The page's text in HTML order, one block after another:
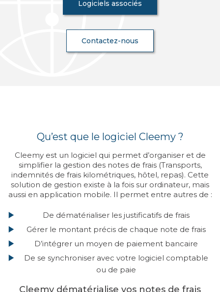
Logiciels associés
Contactez-nous
Qu’est que le logiciel Cleemy ?
Cleemy est un logiciel qui permet d’organiser et de
simplifier la gestion des notes de frais (Transports,
indemnités de frais kilométriques, hôtel, repas). Cette
solution de gestion existe à la fois sur ordinateur, mais
aussi en application mobile. Il permet entre autres de :
De dématérialiser les justificatifs de frais
Gérer le montant précis de chaque note de frais
D’intégrer un moyen de paiement bancaire
De se synchroniser avec votre logiciel comptable
ou de paie
Cleemy dématérialise vos notes de frais